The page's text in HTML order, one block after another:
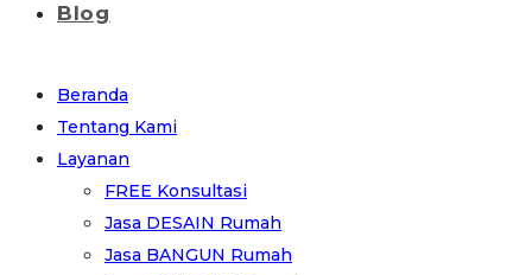
Blog
Beranda
Tentang Kami
Layanan
FREE Konsultasi
Jasa DESAIN Rumah
Jasa BANGUN Rumah